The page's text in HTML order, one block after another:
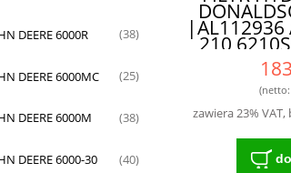
DEERE 6000R (38)
DEERE 6000MC (25)
DEERE 6000M (38)
DEERE 6000-30 (40)
|AL112936
210
6220SE
6320
DLA
(netto:
zawiera 23%